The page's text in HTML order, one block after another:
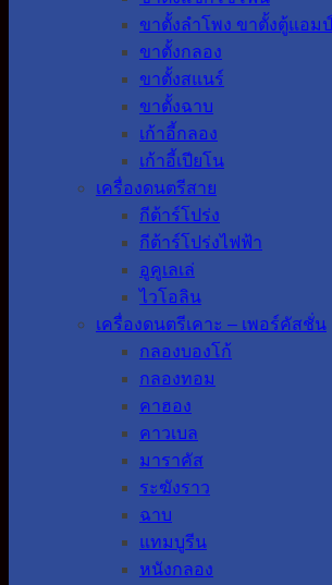
ขาตั้งลำโพง ขาตั้งตู้แอมป์
ขาตั้งกลอง
ขาตั้งสแนร์
ขาตั้งฉาบ
เก้าอี้กลอง
เก้าอี้เปียโน
เครื่องดนตรีสาย
กีต้าร์โปร่ง
กีต้าร์โปร่งไฟฟ้า
อูคูเลเล่
ไวโอลิน
เครื่องดนตรีเคาะ – เพอร์คัสชั่น
กลองบองโก้
กลองทอม
คาฮอง
คาวเบล
มาราคัส
ระฆังราว
ฉาบ
แทมบูรีน
หนังกลอง